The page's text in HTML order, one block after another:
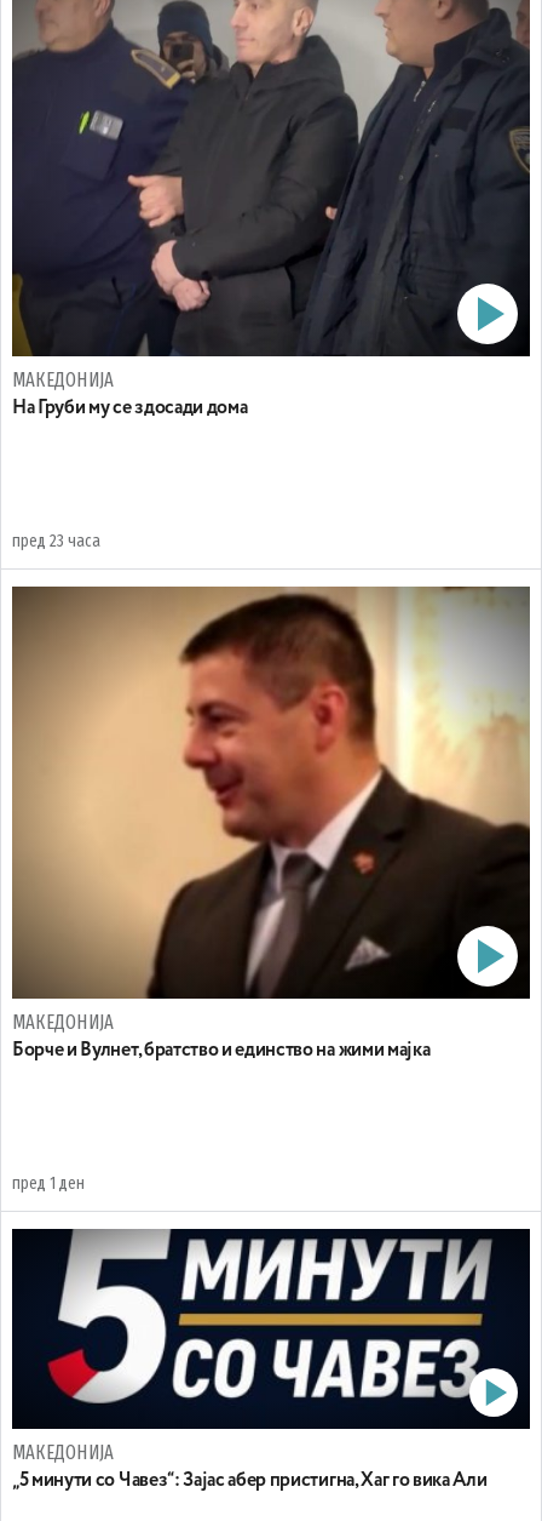
МАКЕДОНИЈА
На Груби му се здосади дома
пред 23 часа
МАКЕДОНИЈА
Борче и Вулнет, братство и единство на жими мајка
пред 1 ден
МАКЕДОНИЈА
„5 минути со Чавез“: Зајас абер пристигна, Хаг го вика Али